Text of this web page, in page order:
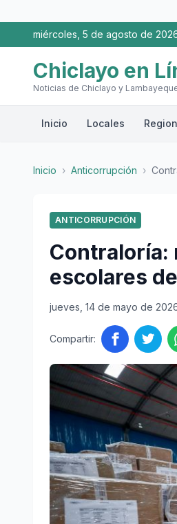
miércoles, 5 de agosto de
Chiclayo en
Noticias de Chiclayo y
Inicio Locales
Inicio › Anticorrupción ›
ANTICORRUPCIÓN
Contraloría:
escolares
jueves, 14 de mayo de
Compartir: